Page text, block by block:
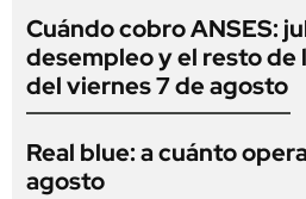
Cuándo cobro ANSES:
desempleo y el resto de
del viernes 7 de agosto
Real blue: a cuánto
agosto